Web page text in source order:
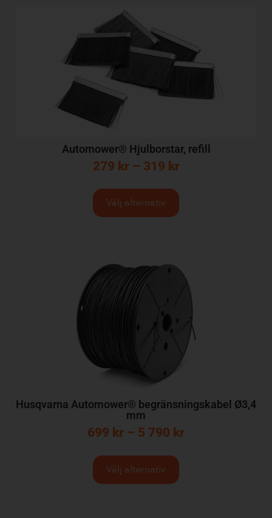
Automower® Hjulborstar, refill
279 kr – 319 kr
Välj alternativ
Husqvarna Automower® begränsningskabel Ø3,4
mm
699 kr – 5 790 kr
Välj alternativ